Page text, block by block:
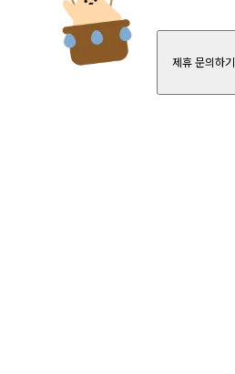
제휴 문의하기